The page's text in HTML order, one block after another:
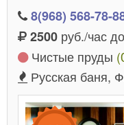
8(968) 568-78-
2500 руб./час до
Чистые пруды
Русская баня,